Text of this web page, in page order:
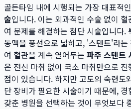
골든타임 내에 시행되는 가장 대표적
술입니다. 이는 외과적인 수술 없이
여 문제를 해결하는 첨단 시술입니다.
동맥을 풍선으로 넓히고, '스텐트'라
여 혈관을 계속 열어두는 파주 스텐트
은 전신 마취 없이 국소 마취만으로
점이 있습니다. 하지만 고도의 숙련도
단 장비가 필요한 시술이기 때문에,
갖춘 병원을 선택하는 것이 무엇보다